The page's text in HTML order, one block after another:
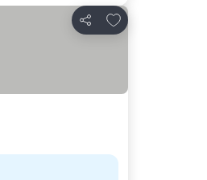
Jaa
Lisää suosikkeihin